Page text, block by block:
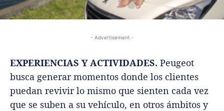
- Advertisement -
EXPERIENCIAS Y ACTIVIDADES. Peugeot
busca generar momentos donde los clientes
puedan revivir lo mismo que sienten cada vez
que se suben a su vehículo, en otros ámbitos y